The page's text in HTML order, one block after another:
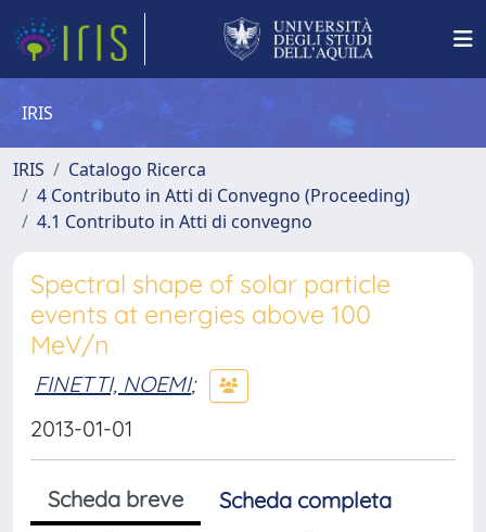
IRIS
IRIS
Catalogo Ricerca
4 Contributo in Atti di Convegno (Proceeding)
4.1 Contributo in Atti di convegno
Spectral shape of solar particle
events at energies above 100
MeV/n
FINETTI, NOEMI;
2013-01-01
Scheda breve
Scheda completa